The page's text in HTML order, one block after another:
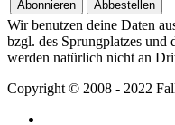
Wir benutzen deine Daten
bzgl. des Sprungplatzes und
werden natürlich nicht an
Copyright © 2008 - 2022